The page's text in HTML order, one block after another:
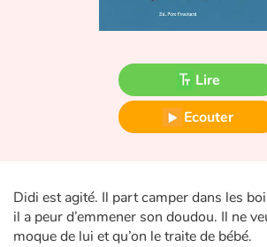
Fable, mythe, littérature et poésie
Ogres, monstres et sorcières
Les animaux
Lire
Ecouter
Didi est agité. Il part camper dans les
il a peur d’emmener son doudou. Il ne
moque de lui et qu’on le traite de bébé.